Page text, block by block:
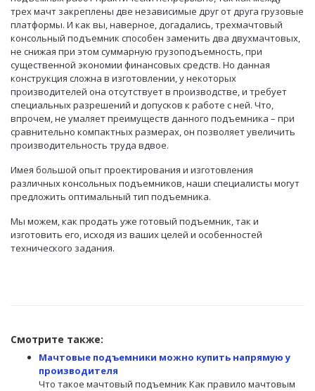
трех мачт закреплены две независимые друг от друга грузовые
платформы. И как вы, наверное, догадались, трехмачтовый
консольный подъемник способен заменить два двухмачтовых,
не снижая при этом суммарную грузоподъемность, при
существенной экономии финансовых средств. Но данная
конструкция сложна в изготовлении, у некоторых
производителей она отсутствует в производстве, и требует
специальных разрешений и допусков к работе с ней. Что,
впрочем, не умаляет преимуществ данного подъемника – при
сравнительно компактных размерах, он позволяет увеличить
производительность труда вдвое.
Имея большой опыт проектирования и изготовления
различных консольных подъемников, наши специалисты могут
предложить оптимальный тип подъемника.
Мы можем, как продать уже готовый подъемник, так и
изготовить его, исходя из ваших целей и особенностей
технического задания.
Смотрите также:
Мачтовые подъемники можно купить напрямую у
производителя
Что такое мачтовый подъемник Как правило мачтовым